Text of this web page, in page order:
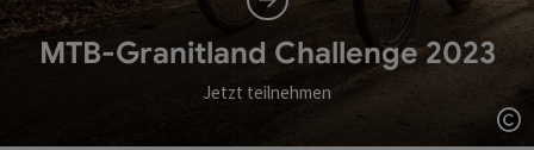
MTB-Granitland Challenge 2023
Jetzt teilnehmen